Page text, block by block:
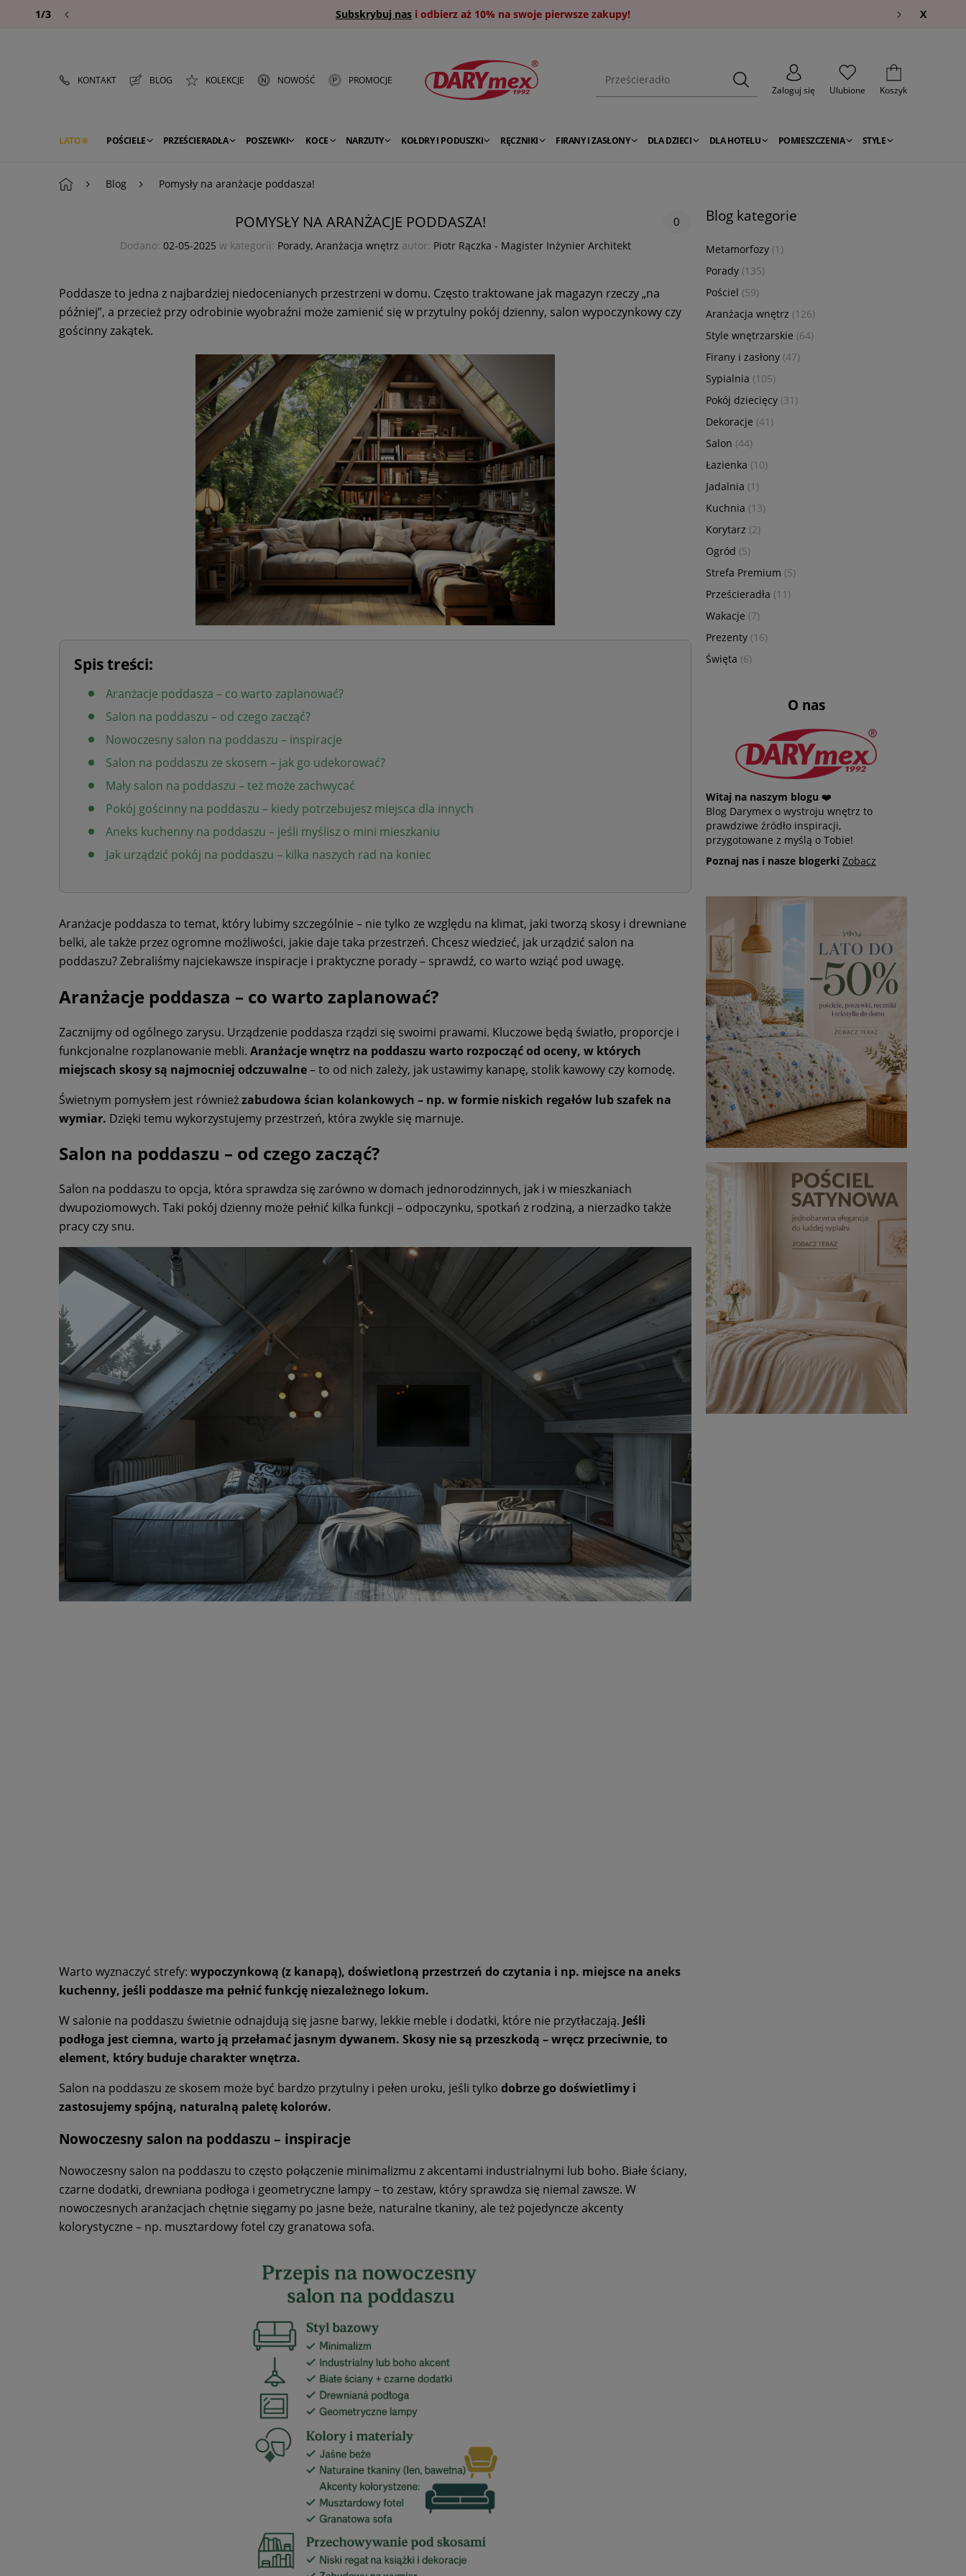
Subskrybuj nas i odbierz aż 10% na swoje pierwsze zakupy!
1/3 X
KONTAKT BLOG KOLEKCJE NOWOŚĆ
PROMOCJE
Zaloguj się
Ulubione Koszyk
LATO POŚCIELE PRZEŚCIERADŁA POSZEWKI KOCE NARZUTY KOŁDRY I PODUSZKI RĘCZNIKI FIRANY I ZASŁONY DLA DZIECI DLA HOTELU POMIESZCZENIA STYLE
Blog Pomysły na aranżacje poddasza!
POMYSŁY NA ARANŻACJE PODDASZA! 0
Dodano: 02-05-2025 w kategorii: Porady, Aranżacja wnętrz autor: Piotr Rączka - Magister Inżynier Architekt
Poddasze to jedna z najbardziej niedocenianych przestrzeni w domu. Często traktowane jak magazyn rzeczy „na
później”, a przecież przy odrobinie wyobraźni może zamienić się w przytulny pokój dzienny, salon wypoczynkowy czy
gościnny zakątek.
Spis treści:
Aranżacje poddasza – co warto zaplanować?
Salon na poddaszu – od czego zacząć?
Nowoczesny salon na poddaszu – inspiracje
Salon na poddaszu ze skosem – jak go udekorować?
Mały salon na poddaszu – też może zachwycać
Pokój gościnny na poddaszu – kiedy potrzebujesz miejsca dla innych
Aneks kuchenny na poddaszu – jeśli myślisz o mini mieszkaniu
Jak urządzić pokój na poddaszu – kilka naszych rad na koniec
Aranżacje poddasza to temat, który lubimy szczególnie – nie tylko ze względu na klimat, jaki tworzą skosy i drewniane
belki, ale także przez ogromne możliwości, jakie daje taka przestrzeń. Chcesz wiedzieć, jak urządzić salon na
poddaszu? Zebraliśmy najciekawsze inspiracje i praktyczne porady – sprawdź, co warto wziąć pod uwagę.
Aranżacje poddasza – co warto zaplanować?
Zacznijmy od ogólnego zarysu. Urządzenie poddasza rządzi się swoimi prawami. Kluczowe będą światło, proporcje i
funkcjonalne rozplanowanie mebli. Aranżacje wnętrz na poddaszu warto rozpocząć od oceny, w których
miejscach skosy są najmocniej odczuwalne– to od nich zależy, jak ustawimy kanapę, stolik kawowy czy komodę.
Świetnym pomysłem jest równieżzabudowa ścian kolankowych – np. w formie niskich regałów lub szafek na
wymiar. Dzięki temu wykorzystujemy przestrzeń, która zwykle się marnuje.
Salon na poddaszu – od czego zacząć?
Salon na poddaszu to opcja, która sprawdza się zarówno w domach jednorodzinnych, jak i w mieszkaniach
dwupoziomowych. Taki pokój dzienny może pełnić kilka funkcji – odpoczynku, spotkań z rodziną, a nierzadko także
pracy czy snu.
Warto wyznaczyć strefy: wypoczynkową (z kanapą), doświetloną przestrzeń do czytania i np. miejsce na aneks
kuchenny, jeśli poddasze ma pełnić funkcję niezależnego lokum.
W salonie na poddaszu świetnie odnajdują się jasne barwy, lekkie meble i dodatki, które nie przytłaczają. Jeśli
podłoga jest ciemna, warto ją przełamać jasnym dywanem. Skosy nie są przeszkodą – wręcz przeciwnie, to
element, który buduje charakter wnętrza.
Salon na poddaszu ze skosem może być bardzo przytulny i pełen uroku, jeśli tylko dobrze go doświetlimy i
zastosujemy spójną, naturalną paletę kolorów.
Nowoczesny salon na poddaszu – inspiracje
Nowoczesny salon na poddaszu to często połączenie minimalizmu z akcentami industrialnymi lub boho. Białe ściany,
czarne dodatki, drewniana podłoga i geometryczne lampy – to zestaw, który sprawdza się niemal zawsze. W
nowoczesnych aranżacjach chętnie sięgamy po jasne beże, naturalne tkaniny, ale też pojedyncze akcenty
kolorystyczne – np. musztardowy fotel czy granatowa sofa.
Blog kategorie
Metamorfozy (1)
Porady (135)
Pościel (59)
Aranżacja wnętrz (126)
Style wnętrzarskie (64)
Firany i zasłony (47)
Sypialnia (105)
Pokój dziecięcy (31)
Dekoracje (41)
Salon (44)
Łazienka (10)
Jadalnia (1)
Kuchnia (13)
Korytarz (2)
Ogród (5)
Strefa Premium (5)
Prześcieradła (11)
Wakacje (7)
Prezenty (16)
Święta (6)
O nas
Witaj na naszym blogu ❤️
Blog Darymex o wystroju wnętrz to
prawdziwe źródło inspiracji,
przygotowane z myślą o Tobie!
Poznaj nas i nasze blogerki Zobacz